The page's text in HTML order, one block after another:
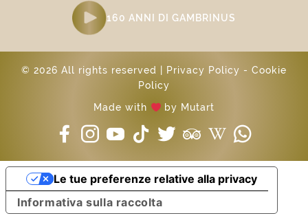
160 ANNI DI GAMBRINUS
© 2026 All rights reserved | Privacy Policy - Cookie
Policy
Made with
by Mutart
Informativa sulla raccolta
Le tue preferenze relative alla privacy